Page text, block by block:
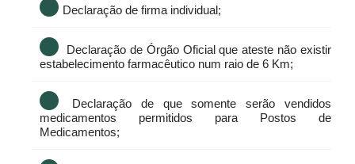
Declaração de firma individual;
Declaração de Órgão Oficial que ateste não existir
estabelecimento farmacêutico num raio de 6 Km;
Declaração de que somente serão vendidos
medicamentos permitidos para Postos de
Medicamentos;